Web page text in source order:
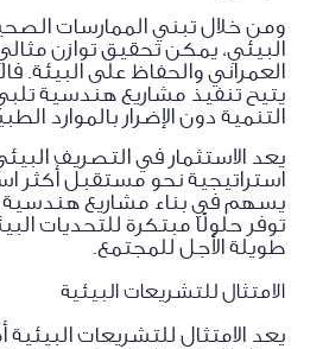
ومن خلال تبني الممارسات
البيئي، يمكن تحقيق توازن
العمراني والحفاظ على البيئة.
يتيح تنفيذ مشاريع هندسية
التنمية دون الإضرار بالموارد
يعد الاستثمار في التصريف
استراتيجية نحو مستقبل أكثر
يسهم في بناء مشاريع هندسية
توفر حلولًا مبتكرة للتحديات
طويلة الأجل للمجتمع.
الامتثال للتشريعات البيئية
يعد الامتثال للتشريعات البيئية